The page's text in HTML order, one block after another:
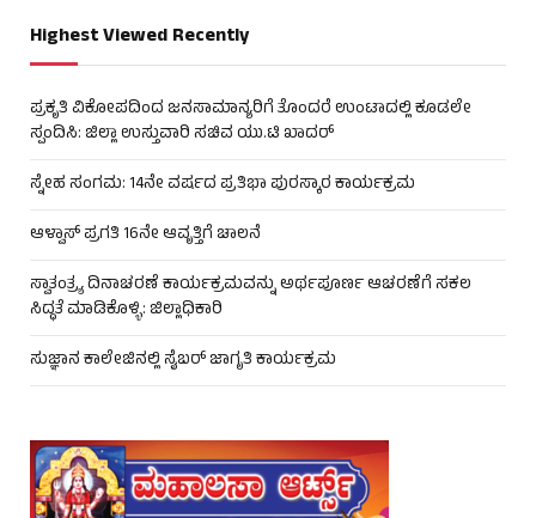
Highest Viewed Recently
ಪ್ರಕೃತಿ ವಿಕೋಪದಿಂದ ಜನಸಾಮಾನ್ಯರಿಗೆ ತೊಂದರೆ ಉಂಟಾದಲ್ಲಿ ಕೂಡಲೇ
ಸ್ಪಂದಿಸಿ: ಜಿಲ್ಲಾ ಉಸ್ತುವಾರಿ ಸಚಿವ ಯು.ಟಿ ಖಾದರ್
ಸ್ನೇಹ ಸಂಗಮ: 14ನೇ ವರ್ಷದ ಪ್ರತಿಭಾ ಪುರಸ್ಕಾರ ಕಾರ್ಯಕ್ರಮ
ಆಳ್ವಾಸ್ ಪ್ರಗತಿ 16ನೇ ಆವೃತ್ತಿಗೆ ಚಾಲನೆ
ಸ್ವಾತಂತ್ರ್ಯ ದಿನಾಚರಣೆ ಕಾರ್ಯಕ್ರಮವನ್ನು ಅರ್ಥಪೂರ್ಣ ಆಚರಣೆಗೆ ಸಕಲ
ಸಿದ್ಧತೆ ಮಾಡಿಕೊಳ್ಳಿ: ಜಿಲ್ಲಾಧಿಕಾರಿ
ಸುಜ್ಞಾನ ಕಾಲೇಜಿನಲ್ಲಿ ಸೈಬರ್ ಜಾಗೃತಿ ಕಾರ್ಯಕ್ರಮ